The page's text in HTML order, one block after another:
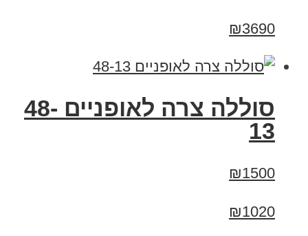
₪3690
סוללה צרה לאופניים 48-
13
₪1500
₪1020